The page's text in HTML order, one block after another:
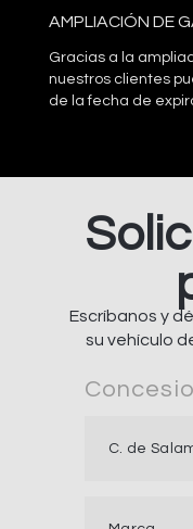
AMPLIACIÓN DE
Gracias a la
nuestros clientes
de la fecha de
Escríbanos y
su vehículo